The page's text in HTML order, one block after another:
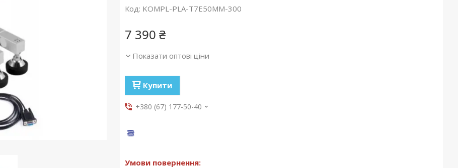
Код: KOMPL-PLA-Т7Е50ММ-300
7 390 ₴
Показати оптові ціни
Купити
+380 (67) 177-50-40